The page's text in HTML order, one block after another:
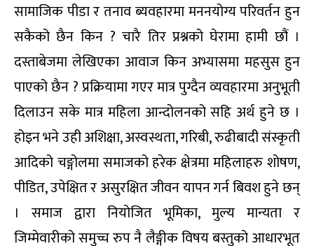
सामाजिक पीडा र तनाव ब्यवहारमा मननयोग्य परिवर्तन हुन
सकैको छैन किन ? चारै तिर प्रश्नको घेरामा हामी छौं ।
दस्ताबेजमा लेखिएका आवाज किन अभ्यासमा महसुस हुन
पाएको छैन ? प्रक्रियामा गएर मात्र पुग्दैन व्यवहारमा अनुभूती
दिलाउन सके मात्र महिला आन्दोलनको सहि अर्थ हुने छ ।
होइन भने उही अशिक्षा, अस्वस्थता, गरिबी, रुढीबादी संस्कृती
आदिको चङ्गोलमा समाजको हरेक क्षेत्रमा महिलाहरु शोषण,
पीडित, उपेक्षित र असुरक्षित जीवन यापन गर्न बिवश हुने छन्
। समाज द्वारा नियोजित भूमिका, मुल्य मान्यता र
जिम्मेवारीको समुच्च रुप नै लैङ्गीक विषय बस्तुको आधारभूत